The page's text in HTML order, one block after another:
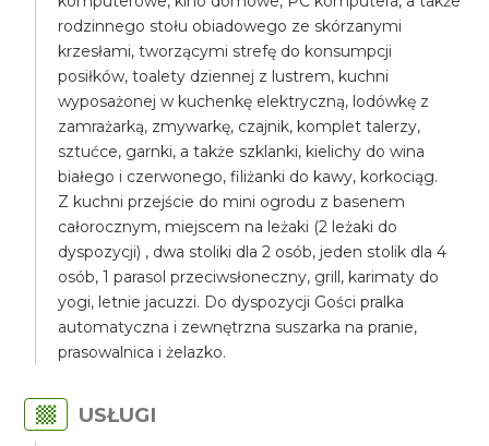
rodzinnego stołu obiadowego ze skórzanymi
krzesłami, tworzącymi strefę do konsumpcji
posiłków, toalety dziennej z lustrem, kuchni
wyposażonej w kuchenkę elektryczną, lodówkę z
zamrażarką, zmywarkę, czajnik, komplet talerzy,
sztućce, garnki, a także szklanki, kielichy do wina
białego i czerwonego, filiżanki do kawy, korkociąg.
Z kuchni przejście do mini ogrodu z basenem
całorocznym, miejscem na leżaki (2 leżaki do
dyspozycji) , dwa stoliki dla 2 osób, jeden stolik dla 4
osób, 1 parasol przeciwsłoneczny, grill, karimaty do
yogi, letnie jacuzzi. Do dyspozycji Gości pralka
automatyczna i zewnętrzna suszarka na pranie,
prasowalnica i żelazko.
USŁUGI